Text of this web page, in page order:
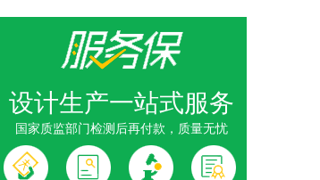
设计生产一站式服务
国家质监部门检测后再付款，质量无忧